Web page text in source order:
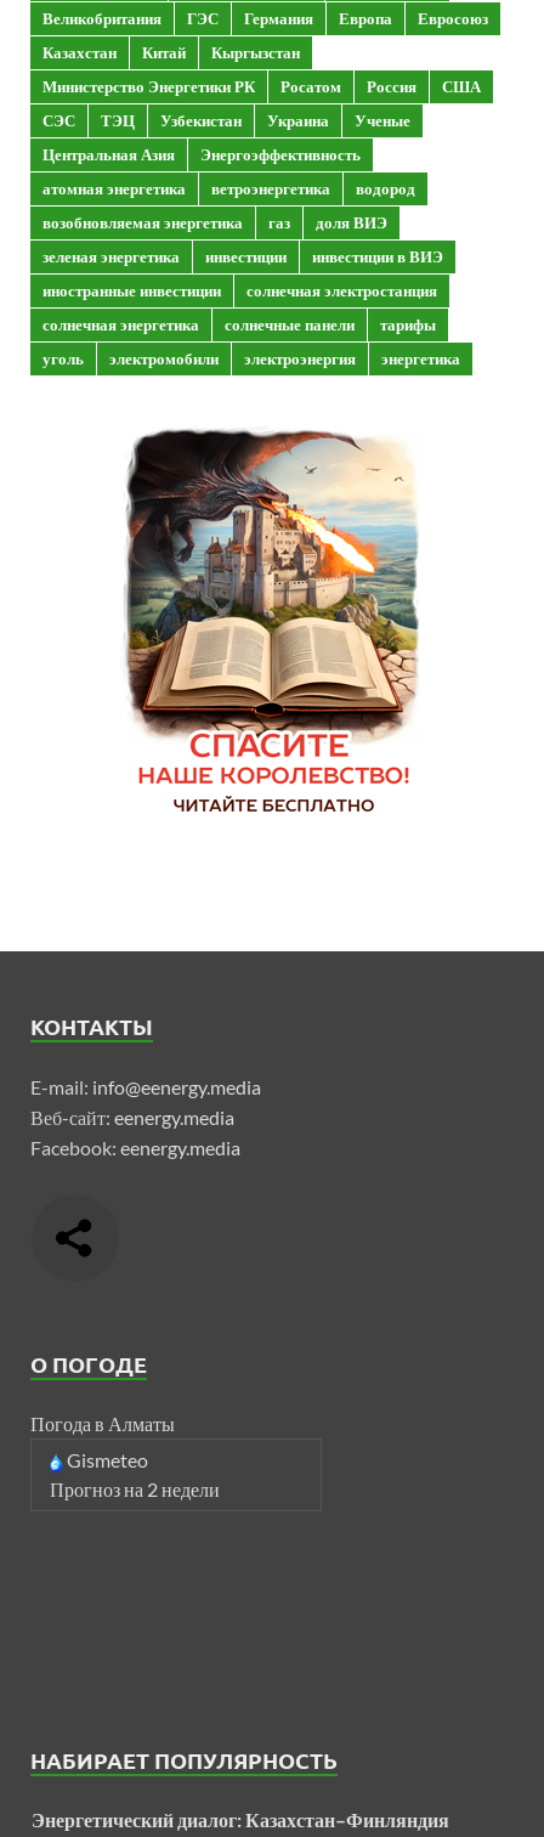
Великобритания
ГЭС Германия Европа
Евросоюз
Казахстан
Китай
Кыргызстан
Министерство Энергетики РК
Росатом Россия
США
СЭС
ТЭЦ Узбекистан Украина
Ученые
Центральная Азия
Энергоэффективность
атомная энергетика
ветроэнергетика
водород
возобновляемая энергетика
газ
доля ВИЭ
зеленая энергетика
инвестиции
инвестиции в ВИЭ
иностранные инвестиции
солнечная электростанция
солнечная энергетика
солнечные панели
тарифы
уголь
электромобили электроэнергия энергетика
КОНТАКТЫ
E-mail: info@eenergy.media
Веб-сайт: eenergy.media
Facebook: eenergy.media
О ПОГОДЕ
Погода в Алматы
Gismeteo
Прогноз на 2 недели
НАБИРАЕТ ПОПУЛЯРНОСТЬ
Энергетический диалог: Казахстан–Финляндия